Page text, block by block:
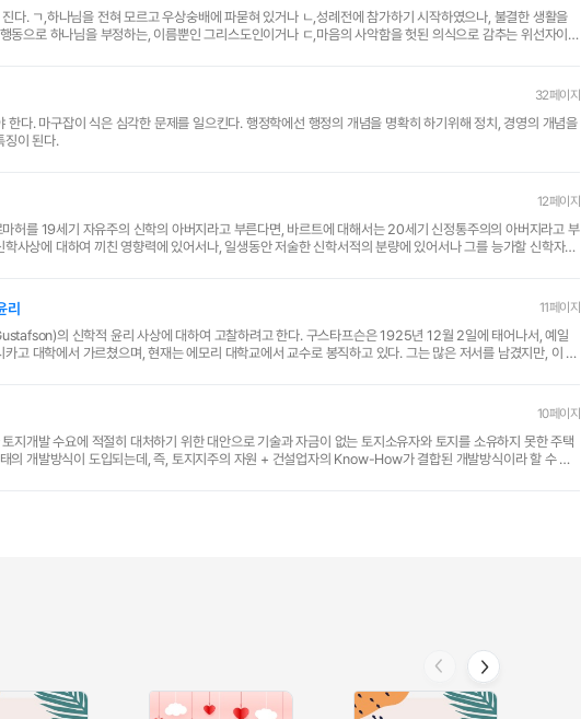
다. ㄱ,하나님을 전혀 모르고 우상숭배에 파묻혀 있거나 ㄴ,성례전에 참가하기 시작하였으나, 불결한 생활을
동으로 하나님을 부정하는, 이름뿐인 그리스도인이거나 ㄷ,마음의 사악함을 헛된 의식으로 감추는 위선자이거
32페이지
를 일으킨다. 행정학에선 행정의 개념을 명확히 하기위해 정치, 경영의 개념을
징이 된다.
12페이지
허를 19세기 자유주의 신학의 아버지라고 부른다면, 바르트에 대해서는 20세기 신정통주의의 아버지라고 부
사상에 대하여 끼친 영향력에 있어서나, 일생동안 저술한 신학서적의 분량에 있어서나 그를 능가할 신학자는
리 11페이지
의 신학적 윤리 사상에 대하여 고찰하려고 한다. 구스타프슨은 1925년 12월 2일에 태어나서, 예일
고 대학에서 가르쳤으며, 현재는 에모리 대학교에서 교수로 봉직하고 있다. 그는 많은 저서를 남겼지만, 이 글
10페이지
지개발 수요에 적절히 대처하기 위한 대안으로 기술과 자금이 없는 토지소유자와 토지를 소유하지 못한 주택
의 개발방식이 도입되는데, 즉, 토지지주의 자원 + 건설업자의 Know-How가 결합된 개발방식이라 할 수 있